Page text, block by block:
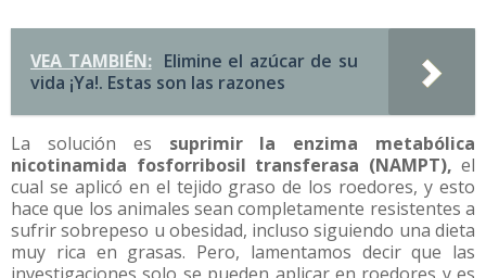
VEA TAMBIÉN: Elimine el azúcar de su
vida ¡Ya!. Estas son las razones
La solución es suprimir la enzima metabólica
nicotinamida fosforribosil transferasa (NAMPT), el
cual se aplicó en el tejido graso de los roedores, y esto
hace que los animales seancompletamente resistentes a
sufrir sobrepeso u obesidad, incluso siguiendo una dieta
muy rica en grasas. Pero, lamentamos decir que las